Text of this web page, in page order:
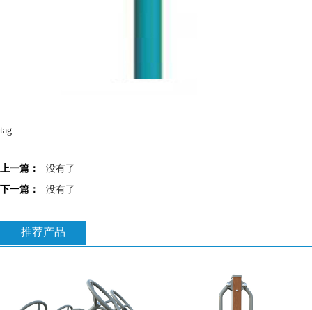
tag:
上一篇：
没有了
下一篇：
没有了
推荐产品